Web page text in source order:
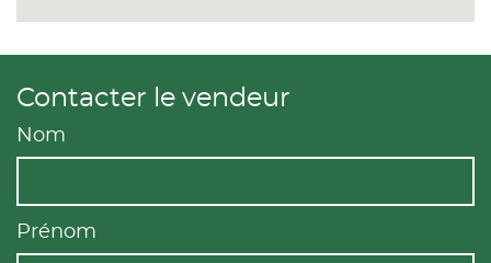
Contacter le vendeur
Nom
Prénom